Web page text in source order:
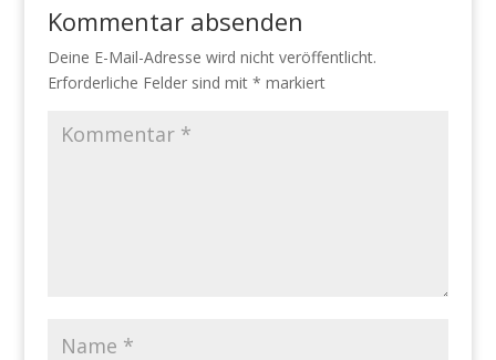
Kommentar absenden
Deine E-Mail-Adresse wird nicht veröffentlicht.
Erforderliche Felder sind mit * markiert